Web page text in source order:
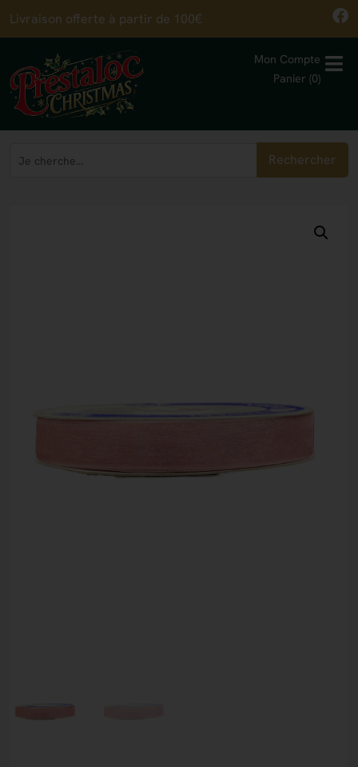
Livraison offerte à partir de 100€
Mon Compte
Panier (0)
Rechercher